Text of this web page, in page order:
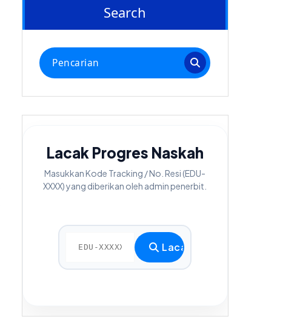
Search
Pencarian
untuk:
Lacak Progres Naskah
Masukkan Kode Tracking / No. Resi (EDU-
XXXX) yang diberikan oleh admin penerbit.
Lacak